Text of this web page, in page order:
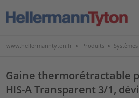
www.hellermanntyton.fr > Produits >
Gaine thermorétractable
HIS-A Transparent 3/1,